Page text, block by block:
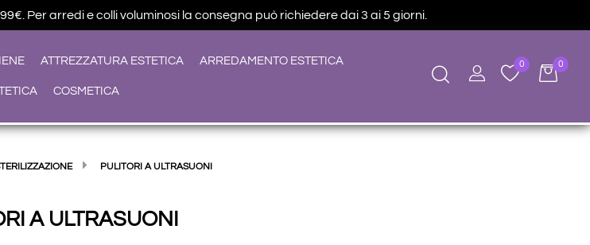
Per arredi e colli voluminosi la consegna può richiedere dai 3 ai 5 giorni.
ATTREZZATURA ESTETICA ARREDAMENTO ESTETICA
COSMETICA
0 0
PULITORI A ULTRASUONI
A ULTRASUONI